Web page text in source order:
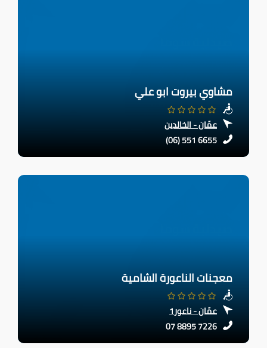
مشاوي بيروت ابو علي
عمّان - الخالدين
(06) 551 6655
معجنات الناعورة الشامية
عمّان - ناعور1
07 8895 7226